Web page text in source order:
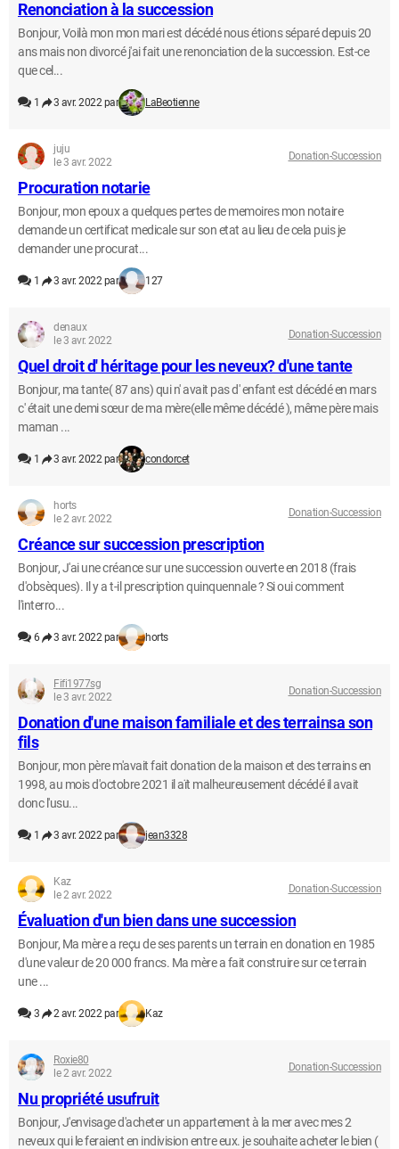
Renonciation à la succession
Bonjour, Voilà mon mon mari est décédé nous étions séparé depuis 20
ans mais non divorcé j'ai fait une renonciation de la succession. Est-ce
que cel...
1 3 avr. 2022 par LaBeotienne
juju
le 3 avr. 2022
Donation-Succession
Procuration notarie
Bonjour, mon epoux a quelques pertes de memoires mon notaire
demande un certificat medicale sur son etat au lieu de cela puis je
demander une procurat...
1 3 avr. 2022 par 127
denaux
le 3 avr. 2022
Donation-Succession
Quel droit d' héritage pour les neveux? d'une tante
Bonjour, ma tante( 87 ans) qui n' avait pas d' enfant est décédé en mars
c' était une demi sœur de ma mère(elle même décédé ), même père mais
maman ...
1 3 avr. 2022 par condorcet
horts
le 2 avr. 2022
Donation-Succession
Créance sur succession prescription
Bonjour, J'ai une créance sur une succession ouverte en 2018 (frais
d'obsèques). Il y a t-il prescription quinquennale ? Si oui comment
l'interro...
6 3 avr. 2022 par horts
Fifi1977sg
le 3 avr. 2022
Donation-Succession
Donation d'une maison familiale et des terrainsa son
fils
Bonjour, mon père m'avait fait donation de la maison et des terrains en
1998, au mois d'octobre 2021 il aït malheureusement décédé il avait
donc l'usu...
1 3 avr. 2022 par jean3328
Kaz
le 2 avr. 2022
Donation-Succession
Évaluation d'un bien dans une succession
Bonjour, Ma mère a reçu de ses parents un terrain en donation en 1985
d'une valeur de 20 000 francs. Ma mère a fait construire sur ce terrain
une ...
3 2 avr. 2022 par Kaz
Roxie80
le 2 avr. 2022
Donation-Succession
Nu propriété usufruit
Bonjour, J'envisage d'acheter un appartement à la mer avec mes 2
neveux qui le feraient en indivision entre eux. je souhaite acheter le bien (